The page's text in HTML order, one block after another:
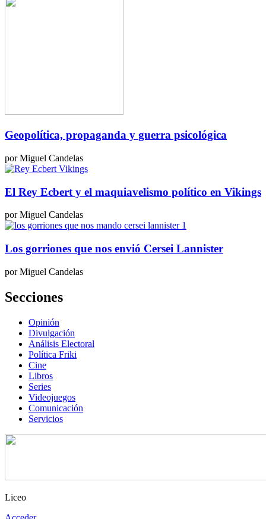
Geopolítica, propaganda y guerra psicológica
por Miguel Candelas
El Rey Ecbert y el maquiavelismo político en Vikings
por Miguel Candelas
Los gorriones que nos envió Cersei Lannister
por Miguel Candelas
Secciones
Opinión
Divulgación
Análisis Electoral
Política Friki
Cine
Libros
Series
Videojuegos
Comunicación
Servicios
Liceo